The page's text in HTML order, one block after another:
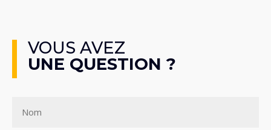
VOUS AVEZ
UNE QUESTION ?